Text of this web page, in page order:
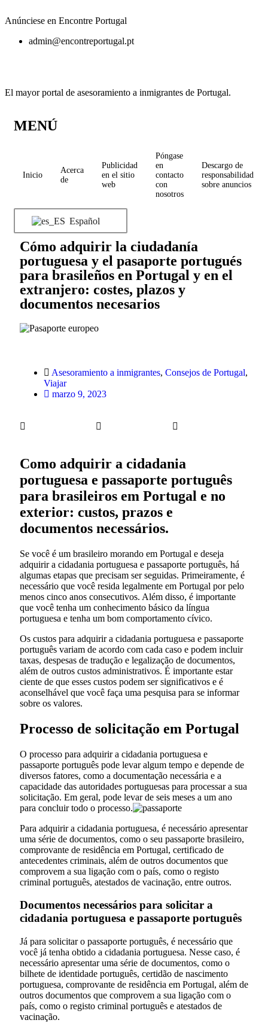
Anúnciese en Encontre Portugal
admin@encontreportugal.pt
El mayor portal de asesoramiento a inmigrantes de Portugal.
MENÚ
Inicio
Acerca
de
Publicidad
en el sitio
web
Póngase
en
contacto
con
nosotros
Descargo de
responsabilidad
sobre anuncios
Español
Cómo adquirir la ciudadanía
portuguesa y el pasaporte portugués
para brasileños en Portugal y en el
extranjero: costes, plazos y
documentos necesarios
Asesoramiento a inmigrantes, Consejos de Portugal,
Viajar
marzo 9, 2023
Como adquirir a cidadania
portuguesa e passaporte português
para brasileiros em Portugal e no
exterior: custos, prazos e
documentos necessários.
Se você é um brasileiro morando em Portugal e deseja
adquirir a cidadania portuguesa e passaporte português, há
algumas etapas que precisam ser seguidas. Primeiramente, é
necessário que você resida legalmente em Portugal por pelo
menos cinco anos consecutivos. Além disso, é importante
que você tenha um conhecimento básico da língua
portuguesa e tenha um bom comportamento cívico.
Os custos para adquirir a cidadania portuguesa e passaporte
português variam de acordo com cada caso e podem incluir
taxas, despesas de tradução e legalização de documentos,
além de outros custos administrativos. É importante estar
ciente de que esses custos podem ser significativos e é
aconselhável que você faça uma pesquisa para se informar
sobre os valores.
Processo de solicitação em Portugal
O processo para adquirir a cidadania portuguesa e
passaporte português pode levar algum tempo e depende de
diversos fatores, como a documentação necessária e a
capacidade das autoridades portuguesas para processar a sua
solicitação. Em geral, pode levar de seis meses a um ano
para concluir todo o processo.
Para adquirir a cidadania portuguesa, é necessário apresentar
uma série de documentos, como o seu passaporte brasileiro,
comprovante de residência em Portugal, certificado de
antecedentes criminais, além de outros documentos que
comprovem a sua ligação com o país, como o registo
criminal português, atestados de vacinação, entre outros.
Documentos necessários para solicitar a
cidadania portuguesa e passaporte português
Já para solicitar o passaporte português, é necessário que
você já tenha obtido a cidadania portuguesa. Nesse caso, é
necessário apresentar uma série de documentos, como o
bilhete de identidade português, certidão de nascimento
portuguesa, comprovante de residência em Portugal, além de
outros documentos que comprovem a sua ligação com o
país, como o registo criminal português e atestados de
vacinação.